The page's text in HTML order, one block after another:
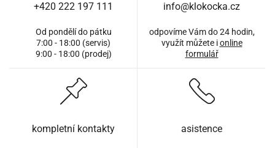
+420 222 197 111
Od pondělí do pátku
7:00 - 18:00 (servis)
9:00 - 18:00 (prodej)
info@klokocka.cz
odpovíme Vám do 24 hodin,
využít můžete ionline
formulář
kompletní kontakty asistence